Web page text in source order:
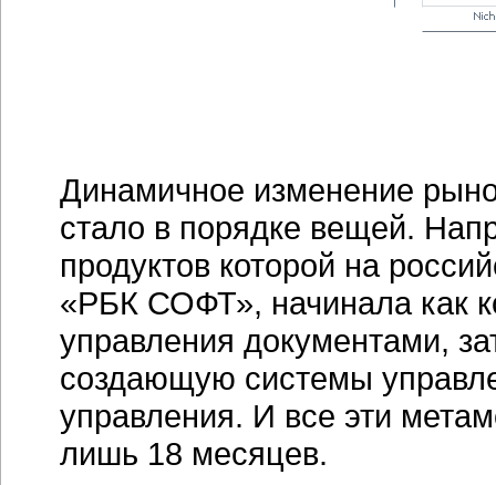
Динамичное изменение
стало в порядке вещей.
продуктов которой на
«РБК СОФТ», начинала как
управления документами,
создающую системы
управления. И все эти
лишь 18 месяцев.